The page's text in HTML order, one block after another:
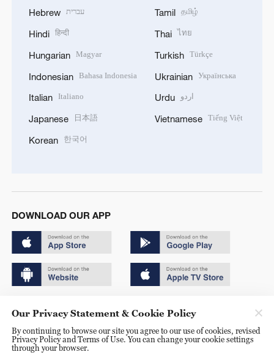
Hebrew עברית
Hindi हिन्दी
Hungarian Magyar
Indonesian Bahasa Indonesia
Italian Italiano
Japanese 日本語
Korean 한국어
Tamil தமிழ்
Thai ไทย
Turkish Türkçe
Ukrainian Українська
Urdu اردو
Vietnamese Tiếng Việt
DOWNLOAD OUR APP
京ICP备20000184号
京公网安备 11010502050052号
Our Privacy Statement & Cookie Policy
By continuing to browse our site you agree to our use of cookies, revised
Privacy Policy and Terms of Use. You can change your cookie settings
through your browser.